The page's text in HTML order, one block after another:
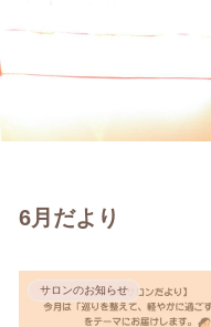
疲れ・だるさを整え
6月だより
サロンのお知らせ